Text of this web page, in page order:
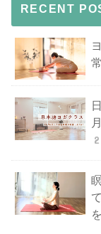
RECENT
を